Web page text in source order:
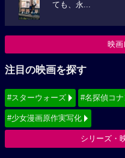
ても、永...
映画
注目の映画を探す
#スターウォーズ #名探偵コナ
#少女漫画原作実写化
シリーズ・